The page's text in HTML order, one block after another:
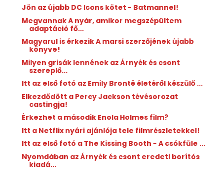
Jön az újabb DC lcons kötet - Batmannel!
Megvannak A nyár, amikor megszépültem
adaptáció fő...
Magyarul is érkezik A marsi szerzőjének újabb
könyve!
Milyen grisák lennének az Árnyék és csont
szereplő...
Itt az első fotó az Emily Brontë életéről készülő ...
Elkezdődött a Percy Jackson tévésorozat
castingja!
Érkezhet a második Enola Holmes film?
Itt a Netflix nyári ajánlója tele filmrészletekkel!
Itt az első fotó a The Kissing Booth - A csókfüle ...
Nyomdában az Árnyék és csont eredeti borítós
kiadá...